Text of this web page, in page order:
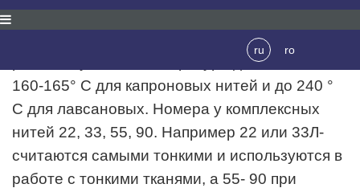
ru ro
у лавсановых выше теплостойкость. Т.е при
работе с утюгом температура должна быть
160-165° С для капроновых нитей и до 240 °
С для лавсановых. Номера у комплексных
нитей 22, 33, 55, 90. Например 22 или 33Л-
считаются самыми тонкими и используются в
работе с тонкими тканями, а 55- 90 при